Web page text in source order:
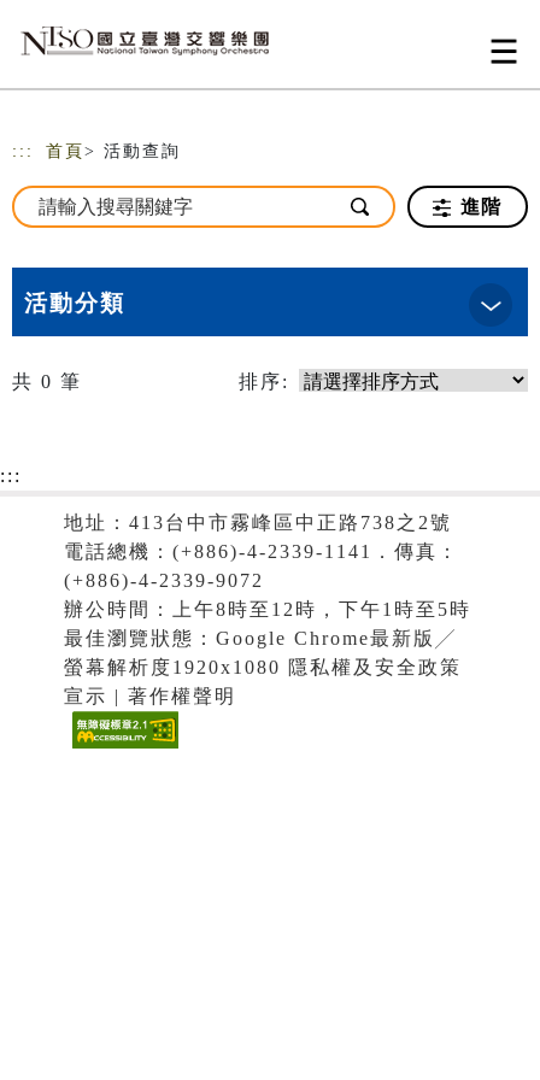
::: 首頁 > 活動查詢
進階
活動分類
共 0 筆 排序:
:::
地址：413台中市霧峰區中正路738之2號
電話總機：(+886)-4-2339-1141．傳真：
(+886)-4-2339-9072
辦公時間：上午8時至12時，下午1時至5時
最佳瀏覽狀態：Google Chrome最新版╱
螢幕解析度1920x1080 隱私權及安全政策
宣示 | 著作權聲明